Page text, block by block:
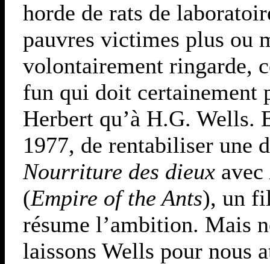
horde de rats de
pauvres victimes plus ou
volontairement ringarde,
fun qui doit certainement
Herbert qu’à H.G. Wells.
1977, de rentabiliser une
Nourriture des dieux avec
(Empire of the Ants), un
résume l’ambition. Mais
laissons Wells pour nous